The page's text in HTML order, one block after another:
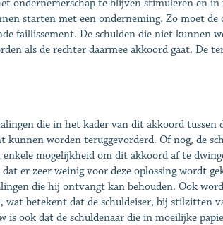
ondernemerschap te blijven stimuleren en
starten met een onderneming. Zo moet de
faillissement. De schulden die niet kunnen
als de rechter daarmee akkoord gaat. De
die in het kader van dit akkoord tussen
kunnen worden teruggevorderd. Of nog, de
mogelijkheid om dit akkoord af te
er zeer weinig voor deze oplossing wordt
die hij ontvangt kan behouden. Ook
betekent dat de schuldeiser, bij stilzitten
ook dat de schuldenaar die in moeilijke